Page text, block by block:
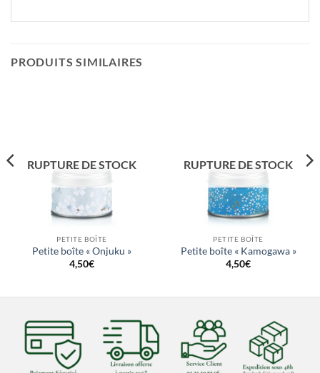
PRODUITS SIMILAIRES
RUPTURE DE STOCK
PETITE BOÎTE
Petite boîte « Onjuku »
4,50€
RUPTURE DE STOCK
PETITE BOÎTE
Petite boîte « Kamogawa »
4,50€